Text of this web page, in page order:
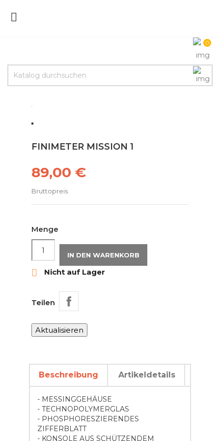

0
FINIMETER MISSION 1
89,00 €
Bruttopreis
Menge
IN DEN WARENKORB
 Nicht auf Lager
Teilen
Beschreibung Artikeldetails
- MESSINGGEHÄUSE
- TECHNOPOLYMERGLAS
- PHOSPHORESZIERENDES
ZIFFERBLATT
- KONSOLE AUS SCHÜTZENDEM